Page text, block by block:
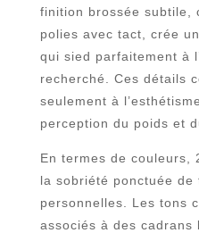
finition brossée subtile,
polies avec tact, crée
qui sied parfaitement à
recherché. Ces détails
seulement à
perception du poids et
En termes de couleurs,
la sobriété ponctuée de
personnelles. Les tons
associés à des cadrans